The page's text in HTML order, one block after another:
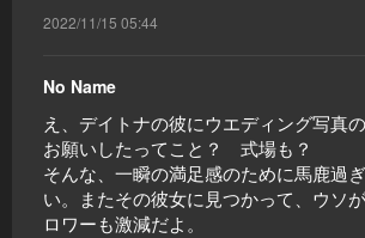
2022/11/15 05:44
No Name
え、デイトナの彼にウエディング写真
お願いしたってこと？ 式場も？
そんな、一瞬の満足感のために馬鹿過
い。またその彼女に見つかって、ウソ
ロワーも激減だよ。